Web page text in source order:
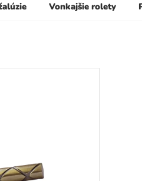
Vonkajšie rolety